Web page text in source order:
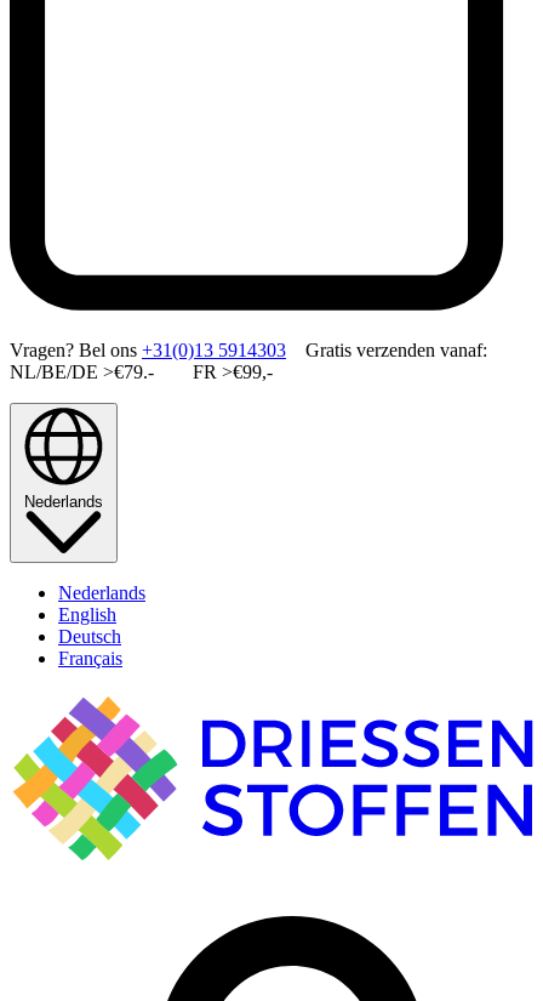
Vragen? Bel ons +31(0)13 5914303 Gratis verzenden vanaf:
NL/BE/DE >€79.- FR >€99,-
Nederlands
Nederlands
English
Deutsch
Français